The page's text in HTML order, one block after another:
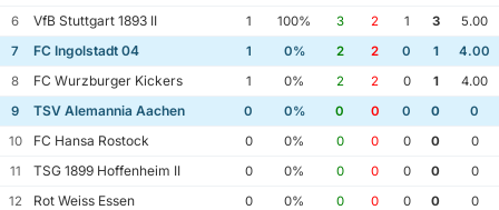
6
VfB Stuttgart 1893 II 1 100% 3 2 1 3
5.00
7
FC Ingolstadt 04 1 0% 2 2 0 1
4.00
8
FC Wurzburger Kickers 1 0% 2 2 0 1
4.00
9
TSV Alemannia Aachen 0 0% 0 0 0 0
0
10
FC Hansa Rostock 0 0% 0 0 0 0
0
11
TSG 1899 Hoffenheim II 0 0% 0 0 0 0
0
12
Rot Weiss Essen 0 0% 0 0 0 0
0